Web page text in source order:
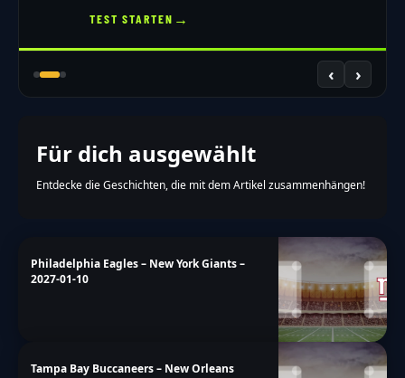
TEST STARTEN →
‹ ›
Für dich ausgewählt
Entdecke die Geschichten, die mit dem Artikel zusammenhängen!
Philadelphia Eagles – New York Giants –
2027-01-10
Tampa Bay Buccaneers – New Orleans